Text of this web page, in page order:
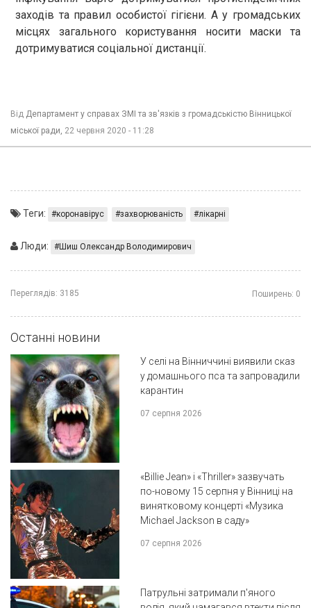
заходів та правил особистої гігієни. А у громадських
місцях загального користування носити маски та
дотримуватися соціальної дистанції.
Від Департамент у справах ЗМІ та зв'язків з громадськістю Вінницької
міської ради, 22 червня 2020 - 11:28
Теги: коронавірус захворюваність лікарні
Люди: Шиш Олександр Володимирович
Переглядів: 3185 Поширень: 0
Останні новини
У селі на Вінниччині виявили сказ
у домашнього пса та запровадили
карантин
07 серпня 2026
«Billie Jean» і «Thriller» зазвучать
по-новому 15 серпня у Вінниці на
винятковому концерті «Музика
Michael Jackson в саду»
07 серпня 2026
Патрульні затримали п'яного